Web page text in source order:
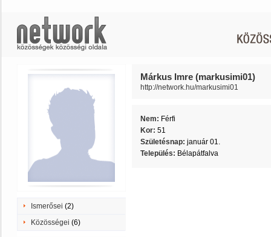
Ismerősei (2)
Közösségei (6)
Márkus Imre (markusimi01)
http://network.hu/markusimi01
Nem: Férfi
Kor: 51
Születésnap: január 01.
Település: Bélapátfalva